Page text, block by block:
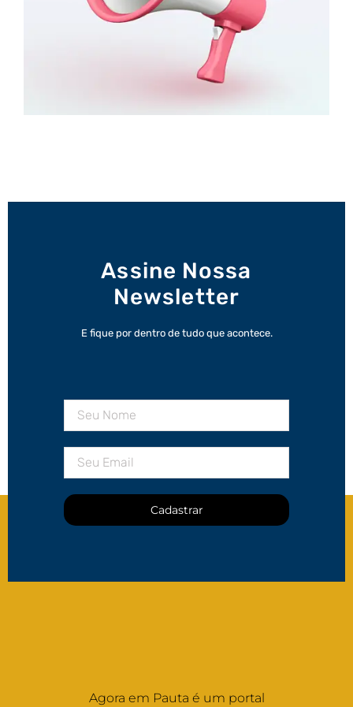
Assine Nossa
Newsletter
E fique por dentro de tudo que acontece.
Cadastrar
Agora em Pauta é um portal